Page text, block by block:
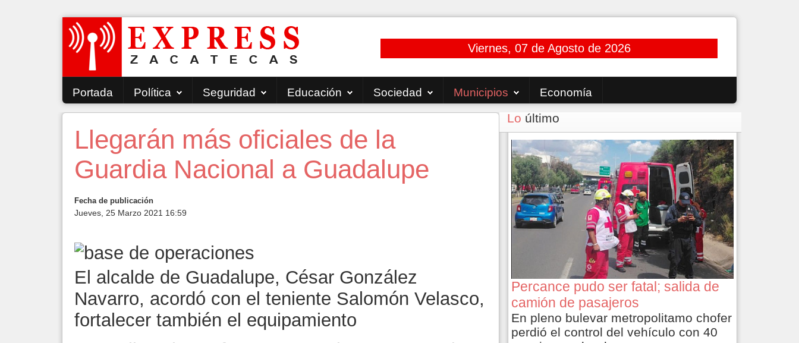
Viernes, 07 de Agosto de 2026
Portada Política Seguridad Educación Sociedad Municipios Economía
Llegarán más oficiales de la
Guardia Nacional a Guadalupe
Fecha de publicación
Jueves, 25 Marzo 2021 16:59
El alcalde de Guadalupe, César González
Navarro, acordó con el teniente Salomón Velasco,
fortalecer también el equipamiento
Lo último
Percance pudo ser fatal; salida de
camión de pasajeros
En pleno bulevar metropolitamo chofer
perdió el control del vehículo con 40